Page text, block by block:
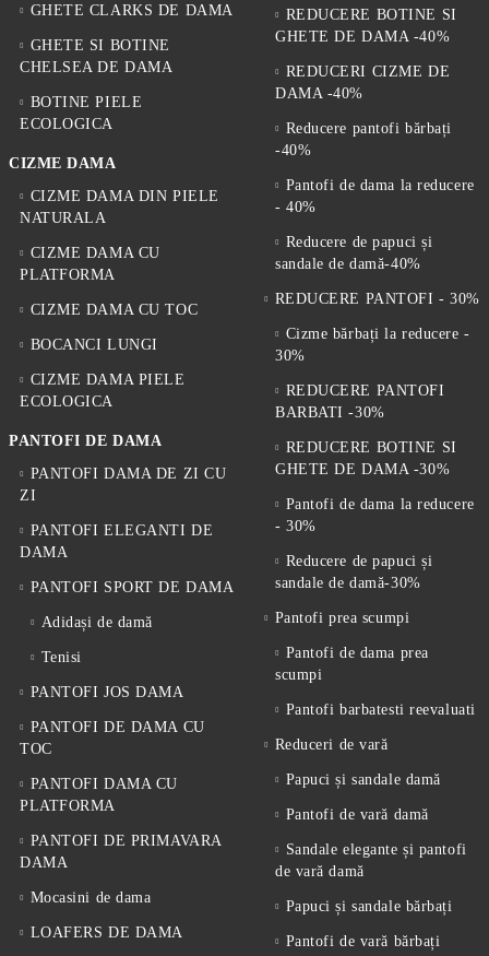
GHETE CLARKS DE DAMA
GHETE SI BOTINE
CHELSEA DE DAMA
BOTINE PIELE
ECOLOGICA
CIZME DAMA
CIZME DAMA DIN PIELE
NATURALA
CIZME DAMA CU
PLATFORMA
CIZME DAMA CU TOC
BOCANCI LUNGI
CIZME DAMA PIELE
ECOLOGICA
PANTOFI DE DAMA
PANTOFI DAMA DE ZI CU
ZI
PANTOFI ELEGANTI DE
DAMA
PANTOFI SPORT DE DAMA
Adidași de damă
Tenisi
PANTOFI JOS DAMA
PANTOFI DE DAMA CU
TOC
PANTOFI DAMA CU
PLATFORMA
PANTOFI DE PRIMAVARA
DAMA
Mocasini de dama
LOAFERS DE DAMA
REDUCERE BOTINE SI
GHETE DE DAMA -40%
REDUCERI CIZME DE
DAMA -40%
Reducere pantofi bărbați
-40%
Pantofi de dama la reducere
- 40%
Reducere de papuci și
sandale de damă-40%
REDUCERE PANTOFI - 30%
Cizme bărbați la reducere -
30%
REDUCERE PANTOFI
BARBATI -30%
REDUCERE BOTINE SI
GHETE DE DAMA -30%
Pantofi de dama la reducere
- 30%
Reducere de papuci și
sandale de damă-30%
Pantofi prea scumpi
Pantofi de dama prea
scumpi
Pantofi barbatesti reevaluati
Reduceri de vară
Papuci și sandale damă
Pantofi de vară damă
Sandale elegante și pantofi
de vară damă
Papuci și sandale bărbați
Pantofi de vară bărbați